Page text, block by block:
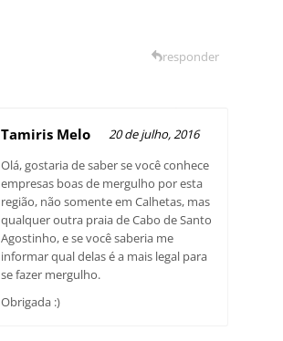
Tamiris Melo
20 de julho, 2016
Olá, gostaria de saber se você conhece
empresas boas de mergulho por esta
região, não somente em Calhetas, mas
qualquer outra praia de Cabo de Santo
Agostinho, e se você saberia me
informar qual delas é a mais legal para
se fazer mergulho.
Obrigada :)
responder